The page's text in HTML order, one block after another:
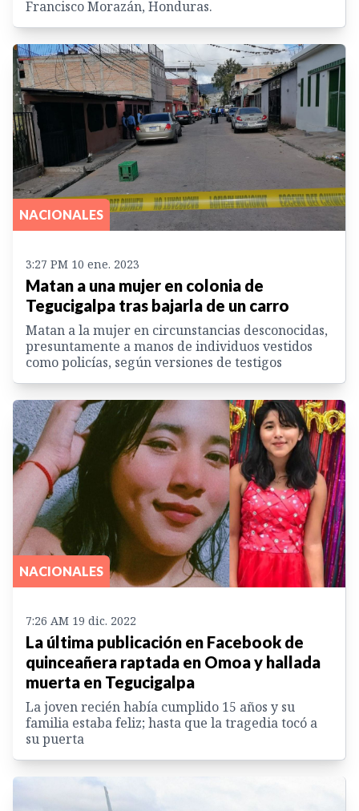
Francisco Morazán, Honduras.
NACIONALES
3:27 PM 10 ene. 2023
Matan a una mujer en colonia de
Tegucigalpa tras bajarla de un carro
Matan a la mujer en circunstancias desconocidas,
presuntamente a manos de individuos vestidos
como policías, según versiones de testigos
NACIONALES
7:26 AM 19 dic. 2022
La última publicación en Facebook de
quinceañera raptada en Omoa y hallada
muerta en Tegucigalpa
La joven recién había cumplido 15 años y su
familia estaba feliz; hasta que la tragedia tocó a
su puerta